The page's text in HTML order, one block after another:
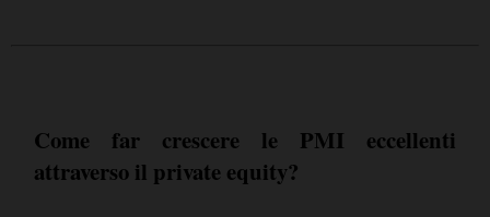
Come far crescere le PMI eccellenti
attraverso il private equity?